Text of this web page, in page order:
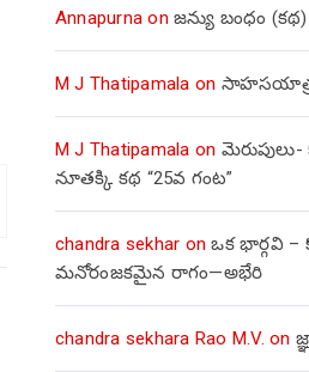
Annapurna onజన్యు బంధం (కథ)
M J Thatipamala on
M J Thatipamala on
నూతక్కి కథ “25వ గంట”
chandra sekhar onఒక భార్గవి –
మనోరంజకమైన రాగం—అభేరి
chandra sekhara Rao M.V. on